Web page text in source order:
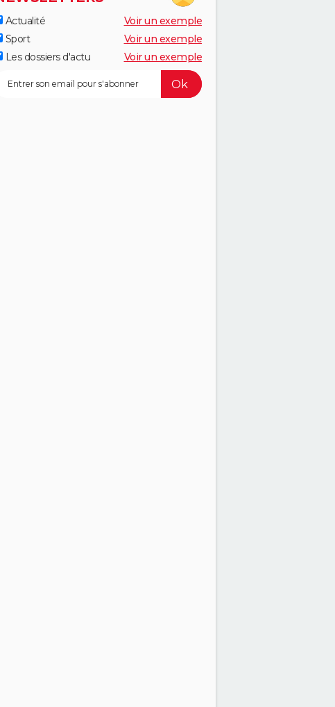
Actualité
Voir un exemple
Sport
Voir un exemple
Les dossiers d'actu
Voir un exemple